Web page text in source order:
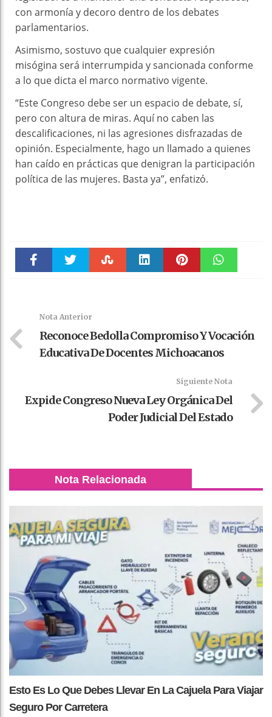
con armonía y decoro dentro de los debates
parlamentarios.
Asimismo, sostuvo que cualquier expresión
misógina será interrumpida y sancionada conforme
a lo que dicta el marco normativo vigente.
“Este Congreso debe ser un espacio de debate, sí,
pero con altura de miras. Aquí no caben las
descalificaciones, ni las agresiones disfrazadas de
opinión. Especialmente, hago un llamado a quienes
han caído en prácticas que denigran la participación
política de las mujeres. Basta ya”, enfatizó.
Nota Anterior
Reconoce Bedolla Compromiso Y Vocación
Educativa De Docentes Michoacanos
Siguiente Nota
Expide Congreso Nueva Ley Orgánica Del
Poder Judicial Del Estado
Nota Relacionada
Esto Es Lo Que Debes Llevar En La Cajuela Para Viajar
Seguro Por Carretera